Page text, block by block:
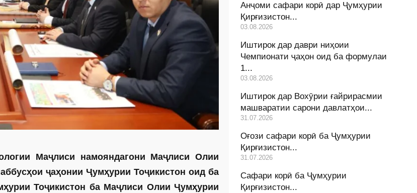
Маҷлиси намояндагони Маҷлиси Олии
ҷаҳонии Ҷумҳурии Тоҷикистон оид ба
Тоҷикистон ба Маҷлиси Олии Ҷумҳурии
Анҷоми сафари корӣ дар Ҷумҳурии
Қирғизистон...
03.08.2026
Иштирок дар даври ниҳоии
Чемпионати ҷаҳон оид ба формулаи
1...
03.08.2026
Иштирок дар Вохӯрии ғайрирасмии
машваратии сарони давлатҳои...
31.07.2026
Оғози сафари корӣ ба Ҷумҳурии
Қирғизистон...
31.07.2026
Сафари корӣ ба Ҷумҳурии
Қирғизистон...